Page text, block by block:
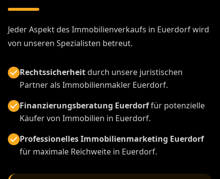
Jeder Aspekt des Immobilienverkaufs in Euerdorf wird
von unseren Spezialisten betreut.
Rechtssicherheitdurch unsere juristischen
Partner als Immobilienmakler Euerdorf.
Finanzierungsberatung Euerdorffür potenzielle
Käufer von Immobilien in Euerdorf.
Professionelles Immobilienmarketing Euerdorf
für maximale Reichweite in Euerdorf.